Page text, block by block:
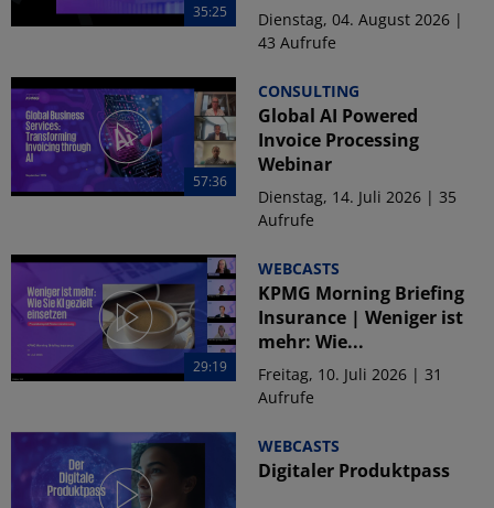
35:25
Dienstag, 04. August 2026 |
43 Aufrufe
57:36
CONSULTING
Global AI Powered
Invoice Processing
Webinar
Dienstag, 14. Juli 2026 | 35
Aufrufe
29:19
WEBCASTS
KPMG Morning Briefing
Insurance | Weniger ist
mehr: Wie...
Freitag, 10. Juli 2026 | 31
Aufrufe
WEBCASTS
Digitaler Produktpass